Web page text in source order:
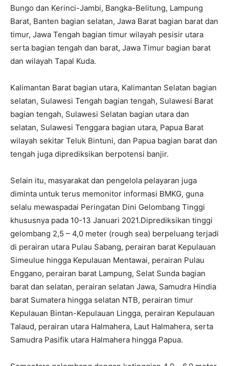
Bungo dan Kerinci-Jambi, Bangka-Belitung, Lampung
Barat, Banten bagian selatan, Jawa Barat bagian barat dan
timur, Jawa Tengah bagian timur wilayah pesisir utara
serta bagian tengah dan barat, Jawa Timur bagian barat
dan wilayah Tapal Kuda.
Kalimantan Barat bagian utara, Kalimantan Selatan bagian
selatan, Sulawesi Tengah bagian tengah, Sulawesi Barat
bagian tengah, Sulawesi Selatan bagian utara dan
selatan, Sulawesi Tenggara bagian utara, Papua Barat
wilayah sekitar Teluk Bintuni, dan Papua bagian barat dan
tengah juga diprediksikan berpotensi banjir.
Selain itu, masyarakat dan pengelola pelayaran juga
diminta untuk terus memonitor informasi BMKG, guna
selalu mewaspadai Peringatan Dini Gelombang Tinggi
khususnya pada 10-13 Januari 2021.Diprediksikan tinggi
gelombang 2,5 – 4,0 meter (rough sea) berpeluang terjadi
di perairan utara Pulau Sabang, perairan barat Kepulauan
Simeulue hingga Kepulauan Mentawai, perairan Pulau
Enggano, perairan barat Lampung, Selat Sunda bagian
barat dan selatan, perairan selatan Jawa, Samudra Hindia
barat Sumatera hingga selatan NTB, perairan timur
Kepulauan Bintan-Kepulauan Lingga, perairan Kepulauan
Talaud, perairan utara Halmahera, Laut Halmahera, serta
Samudra Pasifik utara Halmahera hingga Papua.